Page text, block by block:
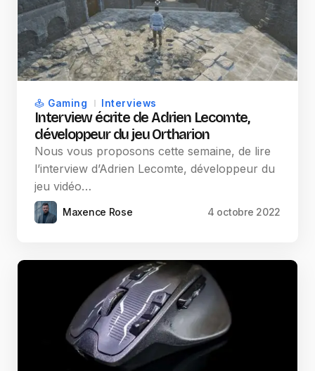
Gaming Interviews
Interview écrite de Adrien Lecomte,
développeur du jeu Ortharion
Nous vous proposons cette semaine, de lire
l’interview d’Adrien Lecomte, développeur du
jeu vidéo…
Maxence Rose 4 octobre 2022